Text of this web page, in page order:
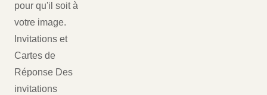
pour qu'il soit à
votre image.
Invitations et
Cartes de
Réponse Des
invitations